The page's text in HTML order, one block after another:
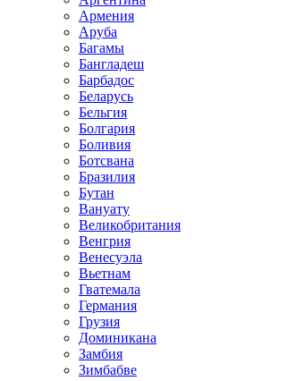
Армения
Аруба
Багамы
Бангладеш
Барбадос
Беларусь
Бельгия
Болгария
Боливия
Ботсвана
Бразилия
Бутан
Вануату
Великобритания
Венгрия
Венесуэла
Вьетнам
Гватемала
Германия
Грузия
Доминикана
Замбия
Зимбабве